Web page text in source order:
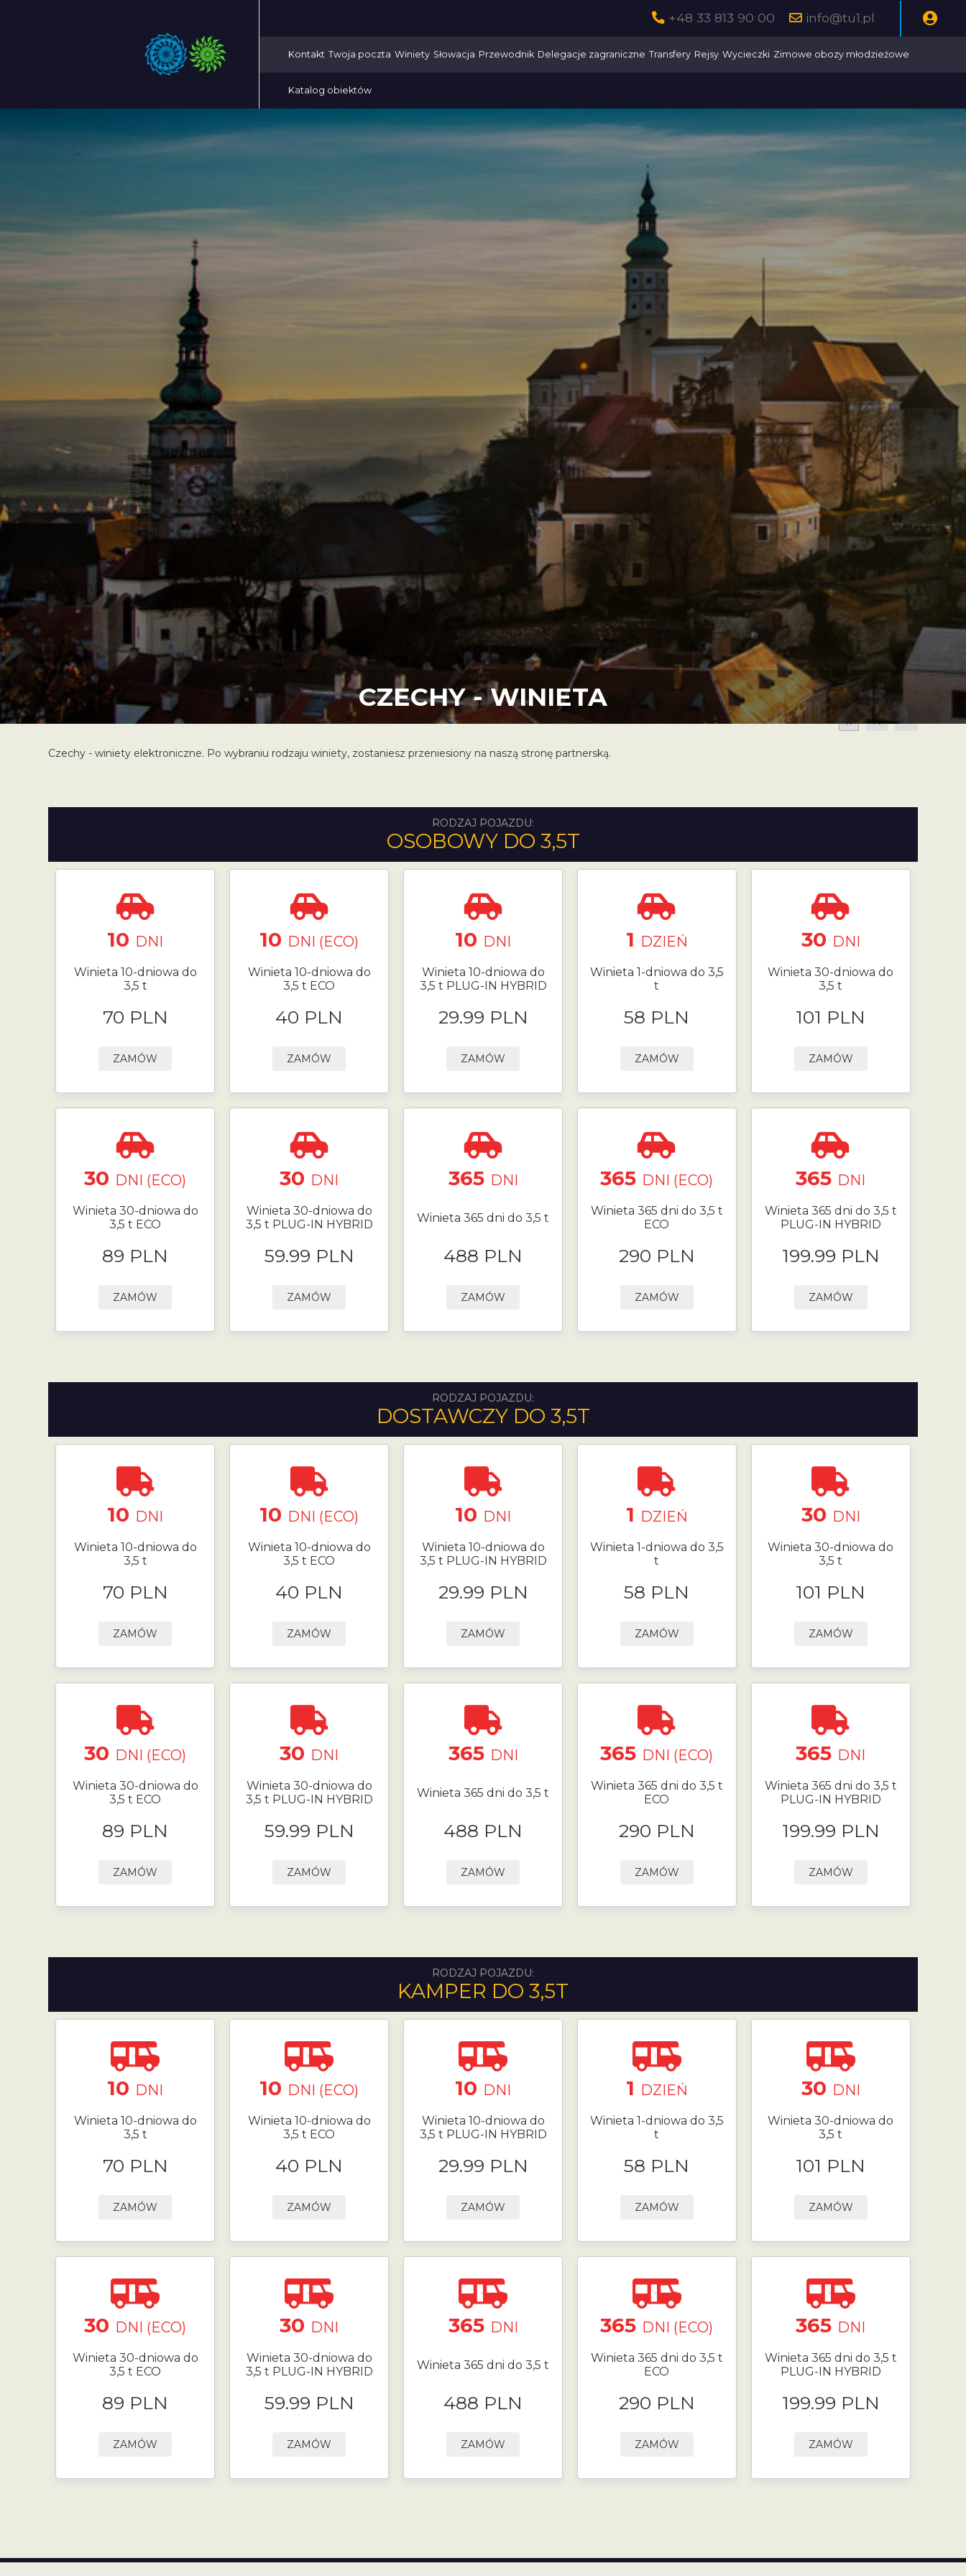
+48 33 813 90 00 info@tu1.pl
Kontakt Twoja poczta Winiety Słowacja Przewodnik Delegacje zagraniczne Transfery Rejsy Wycieczki Zimowe obozy młodzieżowe
Katalog obiektów
CZECHY - WINIETA
A A
Czechy - winiety elektroniczne. Po wybraniu rodzaju winiety, zostaniesz przeniesiony na naszą stronę partnerską.
RODZAJ POJAZDU:
OSOBOWY DO 3,5T
10 DNI
Winieta 10-dniowa do
3,5 t
70 PLN
ZAMÓW
10 DNI (ECO)
Winieta 10-dniowa do
3,5 t ECO
40 PLN
ZAMÓW
10 DNI
Winieta 10-dniowa do
3,5 t PLUG-IN HYBRID
29.99 PLN
ZAMÓW
1 DZIEŃ
Winieta 1-dniowa do 3,5
t
58 PLN
ZAMÓW
30 DNI
Winieta 30-dniowa do
3,5 t
101 PLN
ZAMÓW
30 DNI (ECO)
Winieta 30-dniowa do
3,5 t ECO
89 PLN
ZAMÓW
30 DNI
Winieta 30-dniowa do
3,5 t PLUG-IN HYBRID
59.99 PLN
ZAMÓW
365 DNI
Winieta 365 dni do 3,5 t
488 PLN
ZAMÓW
365 DNI (ECO)
Winieta 365 dni do 3,5 t
ECO
290 PLN
ZAMÓW
365 DNI
Winieta 365 dni do 3,5 t
PLUG-IN HYBRID
199.99 PLN
ZAMÓW
RODZAJ POJAZDU:
DOSTAWCZY DO 3,5T
10 DNI
Winieta 10-dniowa do
3,5 t
70 PLN
ZAMÓW
10 DNI (ECO)
Winieta 10-dniowa do
3,5 t ECO
40 PLN
ZAMÓW
10 DNI
Winieta 10-dniowa do
3,5 t PLUG-IN HYBRID
29.99 PLN
ZAMÓW
1 DZIEŃ
Winieta 1-dniowa do 3,5
t
58 PLN
ZAMÓW
30 DNI
Winieta 30-dniowa do
3,5 t
101 PLN
ZAMÓW
30 DNI (ECO)
Winieta 30-dniowa do
3,5 t ECO
89 PLN
ZAMÓW
30 DNI
Winieta 30-dniowa do
3,5 t PLUG-IN HYBRID
59.99 PLN
ZAMÓW
365 DNI
Winieta 365 dni do 3,5 t
488 PLN
ZAMÓW
365 DNI (ECO)
Winieta 365 dni do 3,5 t
ECO
290 PLN
ZAMÓW
365 DNI
Winieta 365 dni do 3,5 t
PLUG-IN HYBRID
199.99 PLN
ZAMÓW
RODZAJ POJAZDU:
KAMPER DO 3,5T
10 DNI
Winieta 10-dniowa do
3,5 t
70 PLN
ZAMÓW
10 DNI (ECO)
Winieta 10-dniowa do
3,5 t ECO
40 PLN
ZAMÓW
10 DNI
Winieta 10-dniowa do
3,5 t PLUG-IN HYBRID
29.99 PLN
ZAMÓW
1 DZIEŃ
Winieta 1-dniowa do 3,5
t
58 PLN
ZAMÓW
30 DNI
Winieta 30-dniowa do
3,5 t
101 PLN
ZAMÓW
30 DNI (ECO)
Winieta 30-dniowa do
3,5 t ECO
89 PLN
ZAMÓW
30 DNI
Winieta 30-dniowa do
3,5 t PLUG-IN HYBRID
59.99 PLN
ZAMÓW
365 DNI
Winieta 365 dni do 3,5 t
488 PLN
ZAMÓW
365 DNI (ECO)
Winieta 365 dni do 3,5 t
ECO
290 PLN
ZAMÓW
365 DNI
Winieta 365 dni do 3,5 t
PLUG-IN HYBRID
199.99 PLN
ZAMÓW